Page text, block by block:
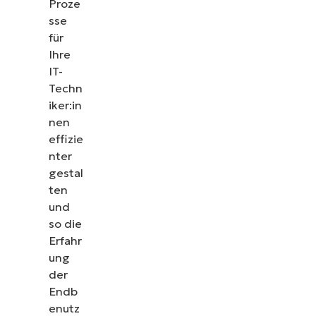
Proze
sse
für
Ihre
IT-
Techn
iker:in
nen
effizie
nter
gestal
ten
und
so die
Erfahr
ung
der
Endb
enutz